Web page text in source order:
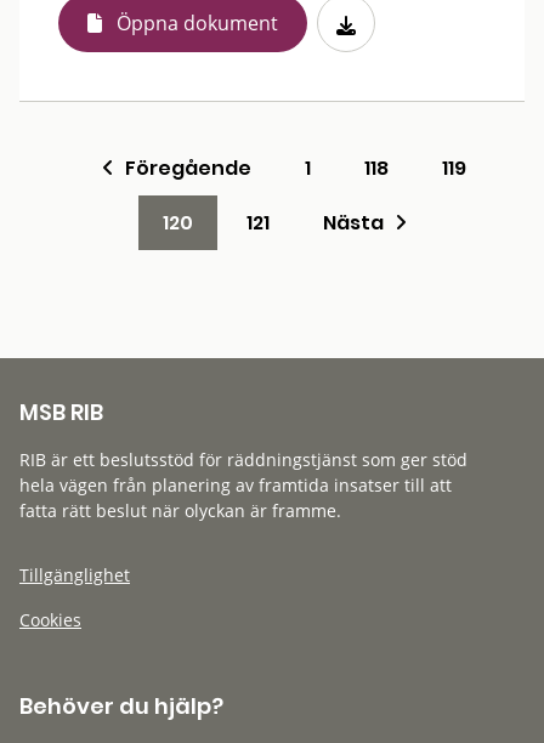
Öppna dokument
Föregående 1 118
119
120
121 Nästa
MSB RIB
RIB är ett beslutsstöd för räddningstjänst som ger stöd
hela vägen från planering av framtida insatser till att
fatta rätt beslut när olyckan är framme.
Tillgänglighet
Cookies
Behöver du hjälp?